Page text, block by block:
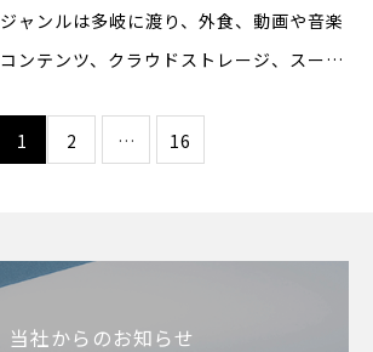
ャンルは多岐に渡り、外食、動画や音楽
ンテンツ、クラウドストレージ、スーパ
のが、ドリンクスタンドのサブスクリプ
1 2 … 16
当社からのお知らせ